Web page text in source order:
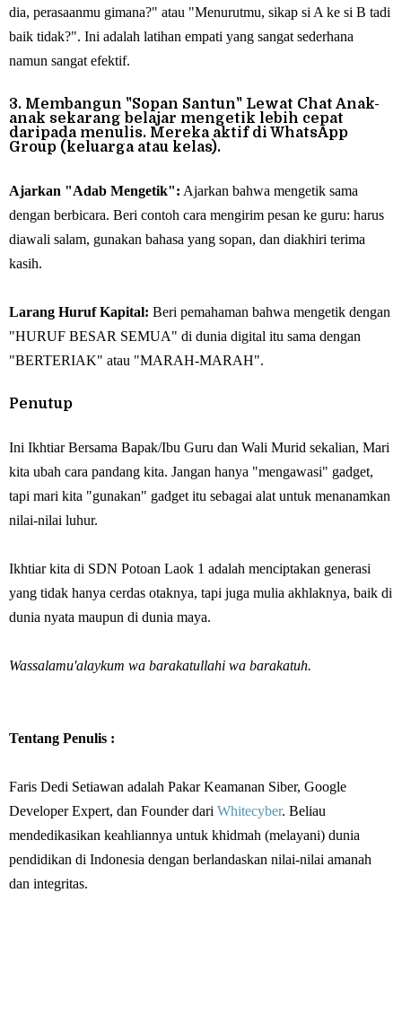
dia, perasaanmu gimana?" atau "Menurutmu, sikap si A ke si B tadi
baik tidak?". Ini adalah latihan empati yang sangat sederhana
namun sangat efektif.
3. Membangun "Sopan Santun" Lewat Chat Anak-
anak sekarang belajar mengetik lebih cepat
daripada menulis. Mereka aktif di WhatsApp
Group (keluarga atau kelas).
Ajarkan "Adab Mengetik": Ajarkan bahwa mengetik sama
dengan berbicara. Beri contoh cara mengirim pesan ke guru: harus
diawali salam, gunakan bahasa yang sopan, dan diakhiri terima
kasih.
Larang Huruf Kapital: Beri pemahaman bahwa mengetik dengan
"HURUF BESAR SEMUA" di dunia digital itu sama dengan
"BERTERIAK" atau "MARAH-MARAH".
Penutup
Ini Ikhtiar Bersama Bapak/Ibu Guru dan Wali Murid sekalian, Mari
kita ubah cara pandang kita. Jangan hanya "mengawasi" gadget,
tapi mari kita "gunakan" gadget itu sebagai alat untuk menanamkan
nilai-nilai luhur.
Ikhtiar kita di SDN Potoan Laok 1 adalah menciptakan generasi
yang tidak hanya cerdas otaknya, tapi juga mulia akhlaknya, baik di
dunia nyata maupun di dunia maya.
Wassalamu'alaykum wa barakatullahi wa barakatuh.
Tentang Penulis :
Faris Dedi Setiawan adalah Pakar Keamanan Siber, Google
Developer Expert, dan Founder dari Whitecyber. Beliau
mendedikasikan keahliannya untuk khidmah (melayani) dunia
pendidikan di Indonesia dengan berlandaskan nilai-nilai amanah
dan integritas.